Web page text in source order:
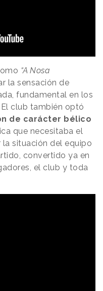
“A Nosa
la sensación de
fundamental en los
club también optó
de carácter bélico
que necesitaba el
situación del equipo
convertido ya en
el club y toda